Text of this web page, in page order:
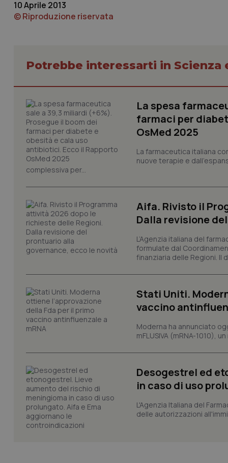
10 Aprile 2013
© Riproduzione riservata
Potrebbe interessarti in Scienza
La spesa
farmaci per
OsMed 2025
La farmaceutica italiana
nuove terapie e
complessiva per...
Aifa. Rivisto il
Dalla revisione
L’Agenzia italiana del
formulate dal
finanziaria delle Regioni. Il
Stati Uniti.
vaccino
Moderna ha annunciato
mFLUSIVA (mRNA-1010),
Desogestrel ed
in caso di uso
L'Agenzia Italiana del
delle autorizzazioni
tracking-sites-
tracking-enable
session-id
PHPSESSID
_ga_KM60CM4NPH
_ga_0VMQEQKQ1N
Nome
__Secure-YNID